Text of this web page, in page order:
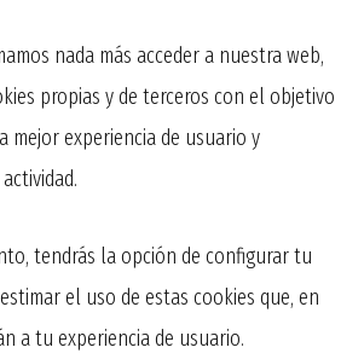
nada más acceder a nuestra web,
propias y de terceros con el objetivo
mejor experiencia de usuario y
tendrás la opción de configurar tu
el uso de estas cookies que, en
a tu experiencia de usuario.